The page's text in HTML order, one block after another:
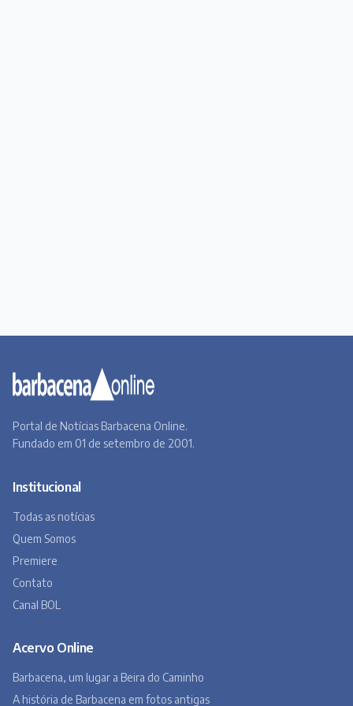
Portal de Notícias Barbacena Online.
Fundado em 01 de setembro de 2001.
Institucional
Todas as notícias
Quem Somos
Premiere
Contato
Canal BOL
Acervo Online
Barbacena, um lugar a Beira do Caminho
A história de Barbacena em fotos antigas